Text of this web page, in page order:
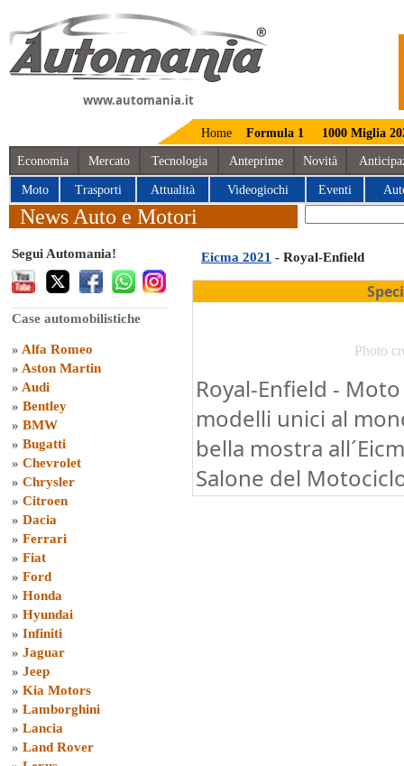
www.automania.it
Home Formula 1 1000 Miglia
Economia Mercato Tecnologia Anteprime Novità
Moto Trasporti Attualità Videogiochi Eventi
News Auto e Motori
Segui Automania!
Case automobilistiche
» Alfa Romeo
» Aston Martin
» Audi
» Bentley
» BMW
» Bugatti
» Chevrolet
» Chrysler
» Citroen
» Dacia
» Ferrari
» Fiat
» Ford
» Honda
» Hyundai
» Infiniti
» Jaguar
» Jeep
» Kia Motors
» Lamborghini
» Lancia
» Land Rover
Eicma 2021 - Royal-Enfield
Photo
Royal-Enfield -
modelli unici al
bella mostra
Salone del